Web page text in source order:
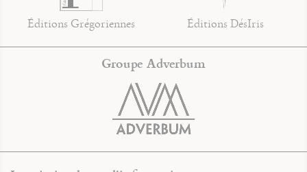
Éditions Grégoriennes Éditions DésIris
Groupe Adverbum